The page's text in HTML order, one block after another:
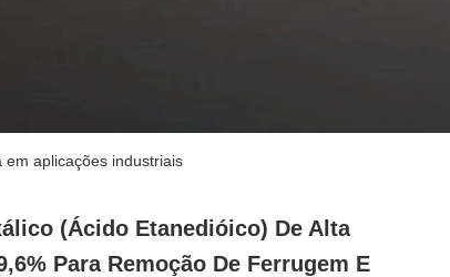
aplicações industriais
(ácido Etanedióico) De Alta
Para Remoção De Ferrugem E